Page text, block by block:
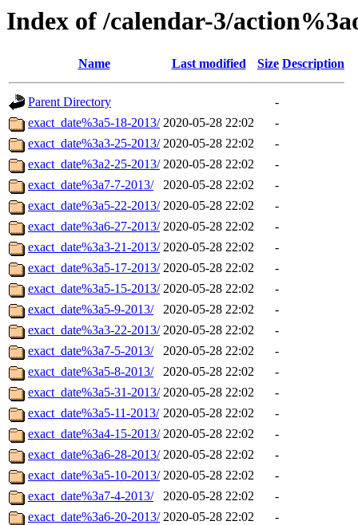
Index of /calendar-3/
Name Last modified Size Description
Parent Directory
-
exact_date%3a5-18-2013/ 2020-05-28 22:02
-
exact_date%3a3-25-2013/ 2020-05-28 22:02
-
exact_date%3a2-25-2013/ 2020-05-28 22:02
-
exact_date%3a7-7-2013/
2020-05-28 22:02
-
exact_date%3a5-22-2013/ 2020-05-28 22:02
-
exact_date%3a6-27-2013/ 2020-05-28 22:02
-
exact_date%3a3-21-2013/ 2020-05-28 22:02
-
exact_date%3a5-17-2013/ 2020-05-28 22:02
-
exact_date%3a5-15-2013/ 2020-05-28 22:02
-
exact_date%3a5-9-2013/
2020-05-28 22:02
-
exact_date%3a3-22-2013/ 2020-05-28 22:02
-
exact_date%3a7-5-2013/
2020-05-28 22:02
-
exact_date%3a5-8-2013/
2020-05-28 22:02
-
exact_date%3a5-31-2013/ 2020-05-28 22:02
-
exact_date%3a5-11-2013/ 2020-05-28 22:02
-
exact_date%3a4-15-2013/ 2020-05-28 22:02
-
exact_date%3a6-28-2013/ 2020-05-28 22:02
-
exact_date%3a5-10-2013/ 2020-05-28 22:02
-
exact_date%3a7-4-2013/
2020-05-28 22:02
-
exact_date%3a6-20-2013/ 2020-05-28 22:02
-